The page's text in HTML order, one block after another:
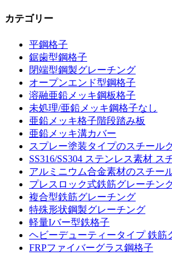
カテゴリー
平鋼格子
鋸歯型鋼格子
閉端型鋼製グレーチング
オープンエンド型鋼格子
溶融亜鉛メッキ鋼板格子
未処理/亜鉛メッキ鋼格子なし
亜鉛メッキ格子階段踏み板
亜鉛メッキ溝カバー
スプレー塗装タイプのスチール
SS316/SS304 ステンレス素材 ス
アルミニウム合金素材のスチー
プレスロック式鉄筋グレーチン
複合型鉄筋グレーチング
特殊形状鋼製グレーチング
軽量Iバー型鉄格子
ヘビーデューティータイプ 鉄筋
FRPファイバーグラス鋼格子